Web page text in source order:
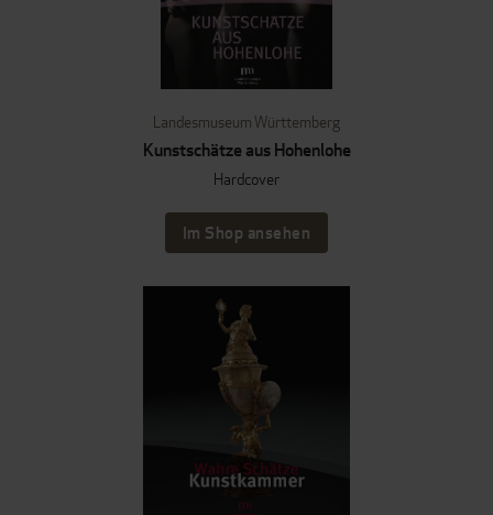
Landesmuseum Württemberg
Kunstschätze aus Hohenlohe
Hardcover
Im Shop ansehen